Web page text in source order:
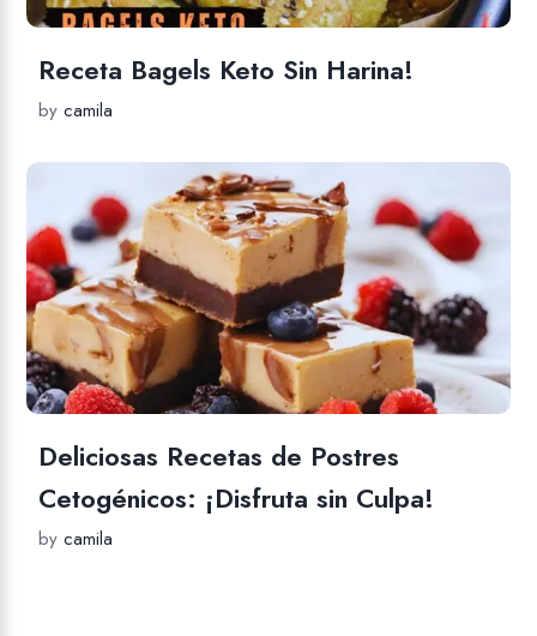
Receta Bagels Keto Sin Harina!
bycamila
Deliciosas Recetas de Postres
Cetogénicos: ¡Disfruta sin Culpa!
bycamila